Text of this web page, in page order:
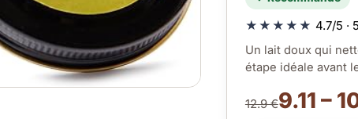
★★★★★ 4.7/5 ·
Un lait doux qui
étape idéale avant
12.9 €9.11 –